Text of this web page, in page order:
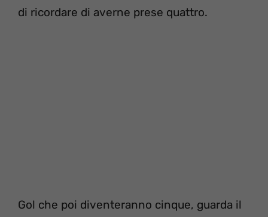
di ricordare di averne prese quattro.
Gol che poi diventeranno cinque, guarda il